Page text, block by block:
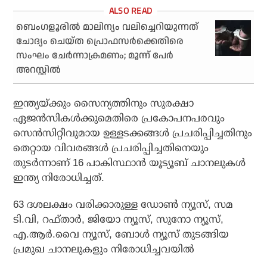
ബെംഗളൂരില്‍ മാലിന്യം വലിച്ചെറിയുന്നത്
ചോദ്യം ചെയ്ത പ്രൊഫസര്‍ക്കെതിരെ
സംഘം ചേര്‍ന്നാക്രമണം; മൂന്ന് പേര്‍
അറസ്റ്റില്‍
ഇന്ത്യയ്ക്കും സൈന്യത്തിനും സുരക്ഷാ
ഏജന്‍സികള്‍ക്കുമെതിരെ പ്രകോപനപരവും
സെന്‍സിറ്റീവുമായ ഉള്ളടക്കങ്ങള്‍ പ്രചരിപ്പിച്ചതിനും
തെറ്റായ വിവരങ്ങള്‍ പ്രചരിപ്പിച്ചതിനെയും
തുടര്‍ന്നാണ് 16 പാകിസ്ഥാന്‍ യൂട്യൂബ് ചാനലുകള്‍
ഇന്ത്യ നിരോധിച്ചത്.
63 ദശലക്ഷം വരിക്കാരുള്ള ഡോണ്‍ ന്യൂസ്, സമ
ടി.വി, റഫ്താര്‍, ജിയോ ന്യൂസ്, സുനോ ന്യൂസ്,
എ.ആര്‍.വൈ ന്യൂസ്, ബോള്‍ ന്യൂസ് തുടങ്ങിയ
പ്രമുഖ ചാനലുകളും നിരോധിച്ചവയില്‍